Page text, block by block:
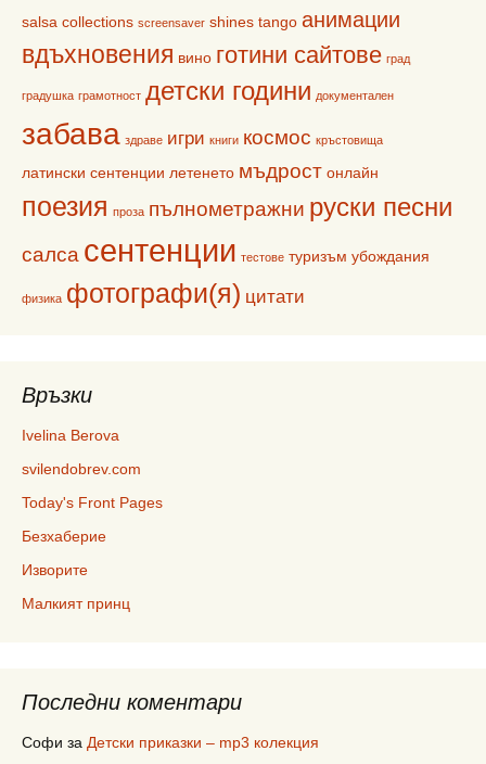
salsa collections screensaver shines tango анимации
вдъхновения вино готини сайтове град
градушка грамотност детски години документален
забава здраве игри книги космос кръстовища
латински сентенции летенето мъдрост онлайн
поезия проза пълнометражни руски песни
салса сентенции тестове туризъм убождания
физика фотографи(я) цитати
Връзки
Ivelina Berova
svilendobrev.com
Today's Front Pages
Безхаберие
Изворите
Малкият принц
Последни коментари
Софи за Детски приказки – mp3 колекция